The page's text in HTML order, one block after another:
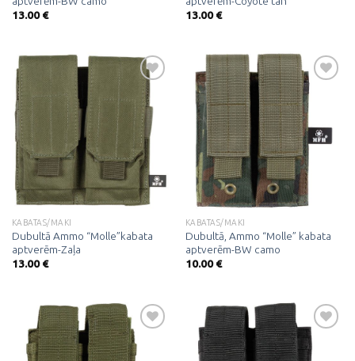
13.00€
13.00€
Pievienot
vēlmju
sarakstam
KABATAS/MAKI
Dubultā Ammo “Molle”kabata
aptverēm-Zaļa
13.00€
Pievienot
vēlmju
sarakstam
KABATAS/MAKI
Dubultā, Ammo “Molle” kabata
aptverēm-BW camo
10.00€